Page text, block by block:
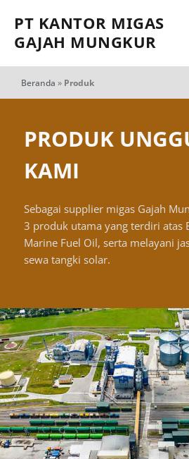
PT KANTOR MIGAS
GAJAH MUNGKUR
Beranda » Produk
PRODUK
KAMI
Sebagai supplier migas Gajah
3 produk utama yang terdiri atas
Marine Fuel Oil, serta melayani
sewa tangki solar.